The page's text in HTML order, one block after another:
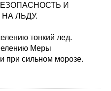
И
ЛЬДУ.
тонкий лед.
Меры
при сильном морозе.